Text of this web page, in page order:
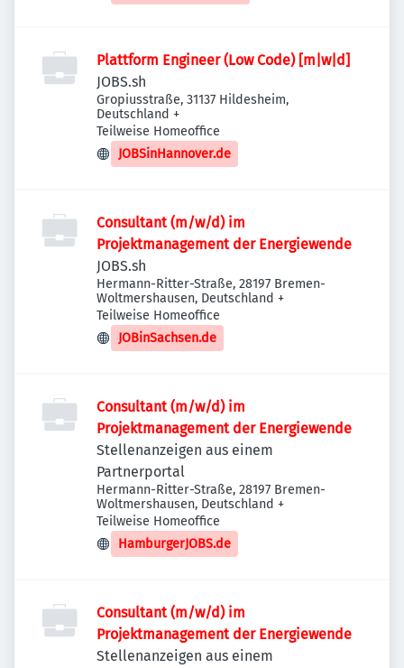
Plattform Engineer (Low Code) [m|w|d]
JOBS.sh
Gropiusstraße, 31137 Hildesheim,
Deutschland +
Teilweise Homeoffice
JOBSinHannover.de
Consultant (m/w/d) im
Projektmanagement der Energiewende
JOBS.sh
Hermann-Ritter-Straße, 28197 Bremen-
Woltmershausen, Deutschland +
Teilweise Homeoffice
JOBinSachsen.de
Consultant (m/w/d) im
Projektmanagement der Energiewende
Stellenanzeigen aus einem
Partnerportal
Hermann-Ritter-Straße, 28197 Bremen-
Woltmershausen, Deutschland +
Teilweise Homeoffice
HamburgerJOBS.de
Consultant (m/w/d) im
Projektmanagement der Energiewende
Stellenanzeigen aus einem